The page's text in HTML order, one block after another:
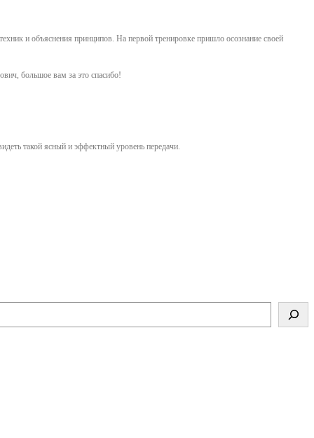
и объяснения принципов. На первой тренировке пришло осознание своей
большое вам за это спасибо!
такой ясный и эффектный уровень передачи.